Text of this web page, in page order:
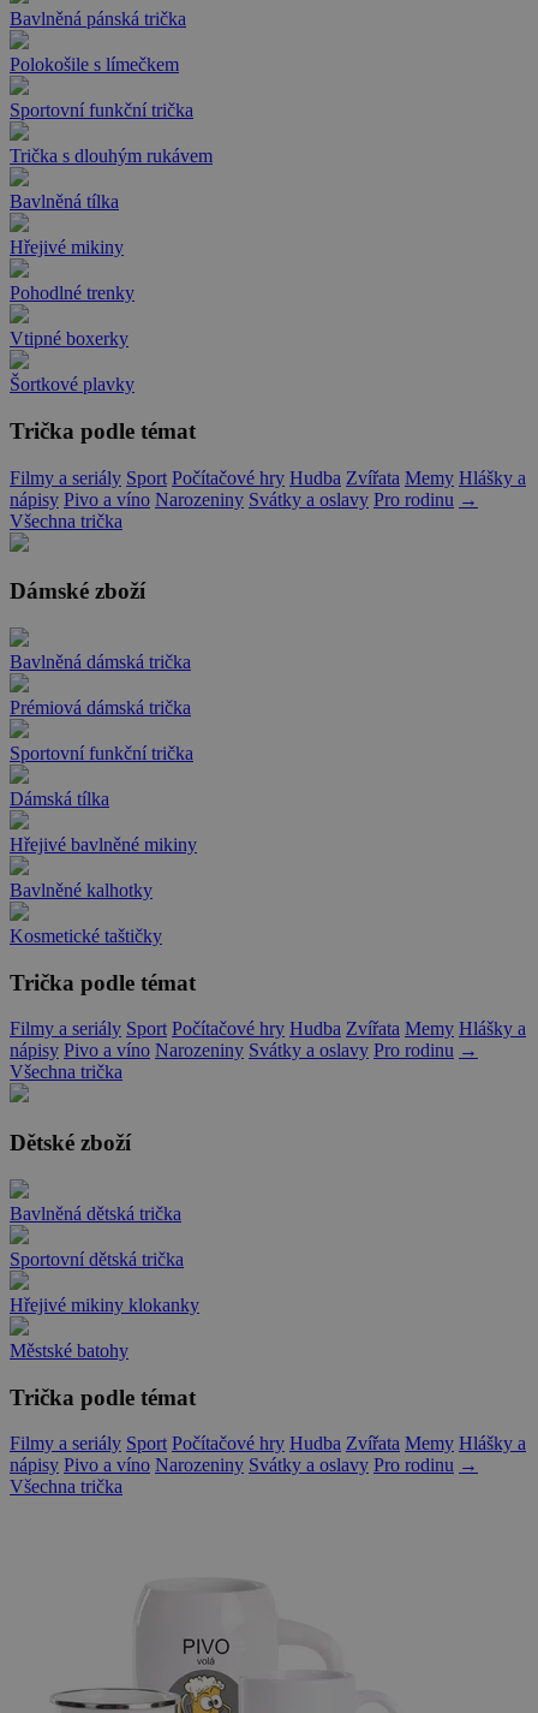
Bavlněná pánská trička
Polokošile s límečkem
Sportovní funkční trička
Trička s dlouhým rukávem
Bavlněná tílka
Hřejivé mikiny
Pohodlné trenky
Vtipné boxerky
Šortkové plavky
Trička podle témat
Filmy a seriály Sport Počítačové hry Hudba Zvířata Memy Hlášky a
nápisy Pivo a víno Narozeniny Svátky a oslavy Pro rodinu →
Všechna trička
Dámské zboží
Bavlněná dámská trička
Prémiová dámská trička
Sportovní funkční trička
Dámská tílka
Hřejivé bavlněné mikiny
Bavlněné kalhotky
Kosmetické taštičky
Trička podle témat
Filmy a seriály Sport Počítačové hry Hudba Zvířata Memy Hlášky a
nápisy Pivo a víno Narozeniny Svátky a oslavy Pro rodinu →
Všechna trička
Dětské zboží
Bavlněná dětská trička
Sportovní dětská trička
Hřejivé mikiny klokanky
Městské batohy
Trička podle témat
Filmy a seriály Sport Počítačové hry Hudba Zvířata Memy Hlášky a
nápisy Pivo a víno Narozeniny Svátky a oslavy Pro rodinu →
Všechna trička